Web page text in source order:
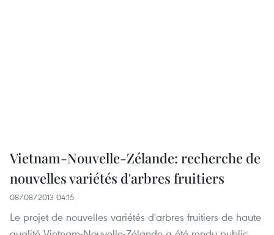
Vietnam-Nouvelle-Zélande: recherche de
nouvelles variétés d'arbres fruitiers
08/08/2013 04:15
Le projet de nouvelles variétés d'arbres fruitiers de haute